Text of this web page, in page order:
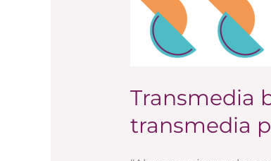
Transmedia
transmedia
branding:
transmedia
puede
ofrecer